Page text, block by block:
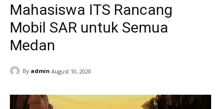
Mahasiswa ITS Rancang
Mobil SAR untuk Semua
Medan
By admin August 10, 2020